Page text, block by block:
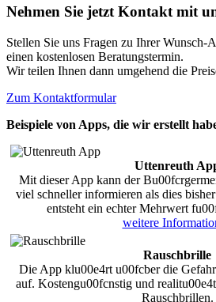
Nehmen Sie jetzt Kontakt mit
Stellen Sie uns Fragen zu Ihrer Wunsch-
einen kostenlosen Beratungstermin.
Wir teilen Ihnen dann umgehend die
Zum Kontaktformular
Beispiele von Apps, die wir erstellt
Uttenreuth
Mit dieser App kann der
viel schneller informieren als dies
entsteht ein echter Mehrwert
weitere
Rauschbrille
Die App klu00e4rt u00fcber die
auf. Kostengu00fcnstig und
Rauschbrillen.